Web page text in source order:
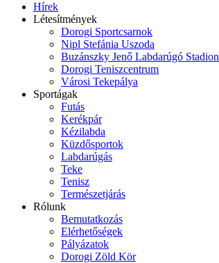
Hírek
Létesítmények
Dorogi Sportcsarnok
Nipl Stefánia Uszoda
Buzánszky Jenő Labdarúgó Stadion
Dorogi Teniszcentrum
Városi Tekepálya
Sportágak
Futás
Kerékpár
Kézilabda
Küzdősportok
Labdarúgás
Teke
Tenisz
Természetjárás
Rólunk
Bemutatkozás
Elérhetőségek
Pályázatok
Dorogi Zöld Kör